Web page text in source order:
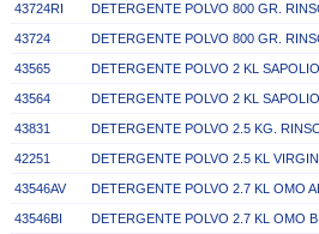
43724RI DETERGENTE POLVO 800 GR.
43724 DETERGENTE POLVO 800 GR.
43565 DETERGENTE POLVO 2 KL
43564 DETERGENTE POLVO 2 KL
43831 DETERGENTE POLVO 2.5 KG.
42251 DETERGENTE POLVO 2.5 KL
43546AV DETERGENTE POLVO 2.7 KL OMO
43546BI DETERGENTE POLVO 2.7 KL OMO